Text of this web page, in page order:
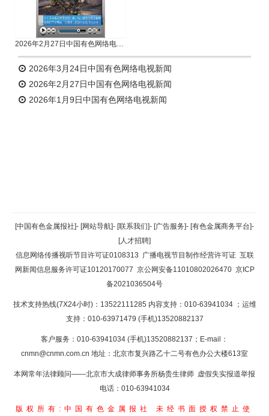
2026年2月27日中国有色网络电视新闻
2026年3月24日中国有色网络电视新闻
2026年2月27日中国有色网络电视新闻
2026年1月9日中国有色网络电视新闻
返回顶部
返回首页
[中国有色金属报社]- [网站导航]- [联系我们]- [广告服务]- [有色金属商务平台]-
[人才招聘]
信息网络传播视听节目许可证0108313 广播电视节目制作经营许可证 互联
网新闻信息服务许可证10120170077 京公网安备11010802026470 京ICP
备2021036504号
技术支持热线(7X24小时)：13522111285 内容支持：010-63941034 ；运维
支持：010-63971479 (手机)13520882137
客户服务：010-63941034 (手机)13520882137；E-mail：
cnmn@cnmn.com.cn 地址：北京市复兴路乙十二号有色办公大楼613室
本网常年法律顾问——北京市大成律师事务所杨贵生律师 虚假失实报道举报
电话：010-63941034
版权所有:中国有色金属报社 未经书面授权禁止使